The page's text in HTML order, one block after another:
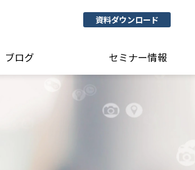
資料ダウンロード
ブログ セミナー情報